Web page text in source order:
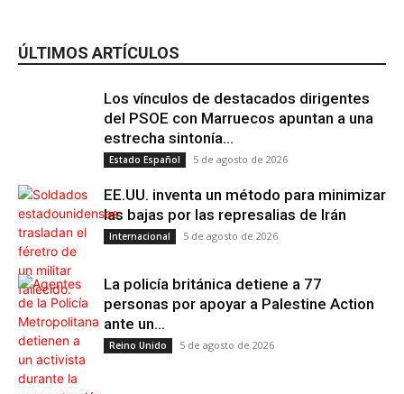
ÚLTIMOS ARTÍCULOS
Los vínculos de destacados dirigentes
del PSOE con Marruecos apuntan a una
estrecha sintonía...
Estado Español 5 de agosto de 2026
EE.UU. inventa un método para minimizar
las bajas por las represalias de Irán
Internacional 5 de agosto de 2026
La policía británica detiene a 77
personas por apoyar a Palestine Action
ante un...
Reino Unido 5 de agosto de 2026